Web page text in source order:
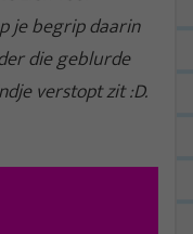
je begrip daarin
die geblurde
verstopt zit :D.